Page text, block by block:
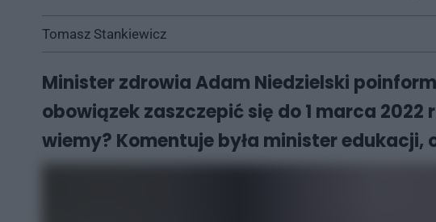
Tomasz Stankiewicz
Minister zdrowia Adam Niedzielski
obowiązek zaszczepić się do 1 marca
wiemy? Komentuje była minister